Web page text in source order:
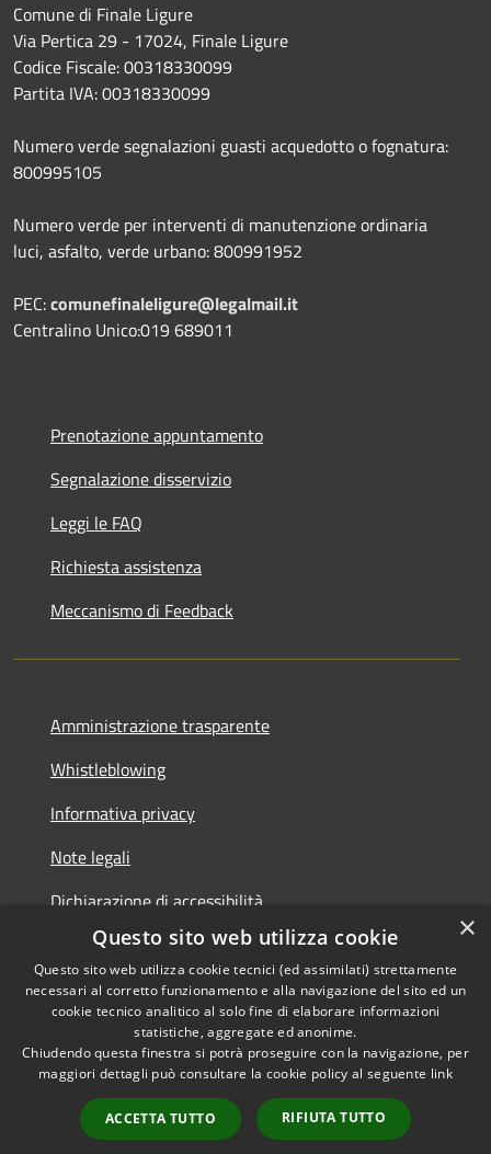
Comune di Finale Ligure
Via Pertica 29 - 17024, Finale Ligure
Codice Fiscale: 00318330099
Partita IVA: 00318330099
Numero verde segnalazioni guasti acquedotto o fognatura:
800995105
Numero verde per interventi di manutenzione ordinaria
luci, asfalto, verde urbano: 800991952
PEC:comunefinaleligure@legalmail.it
Centralino Unico:019 689011
Prenotazione appuntamento
Segnalazione disservizio
Leggi le FAQ
Richiesta assistenza
Meccanismo di Feedback
Amministrazione trasparente
Whistleblowing
Informativa privacy
Note legali
Dichiarazione di accessibilità
Segnalazioni di inaccessibilità
RSS
Accessibilità
Copyright © 2026 • Comune di
Finale Ligure • Powered by
Municipium•
Accesso redazione
×
Questo sito web utilizza cookie
Questo sito web utilizza cookie tecnici (ed assimilati) strettamente
necessari al corretto funzionamento e alla navigazione del sito ed un
cookie tecnico analitico al solo fine di elaborare informazioni
statistiche, aggregate ed anonime.
Chiudendo questa finestra si potrà proseguire con la navigazione, per
maggiori dettagli può consultare la cookie policy al seguente link
ACCETTA TUTTO RIFIUTA TUTTO